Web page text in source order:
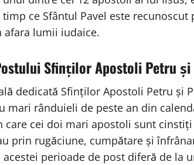
ce Sfântul Pavel este
lumii iudaice.
Sfinților Apostoli Petru și
dedicată Sfinților Apostoli Petru și
mari rânduieli de peste an din
care cei doi mari apostoli sunt
prin rugăciune, cumpătare și
acestei perioade de post diferă de la